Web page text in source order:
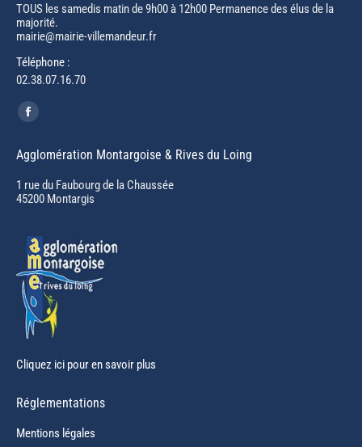
TOUS les samedis matin de 9h00 à 12h00 Permanence des élus de la
majorité.
mairie@mairie-villemandeur.fr
Téléphone :
02.38.07.16.70
Trouvez nous sur :
Facebook
opens
in
new
Agglomération Montargoise & Rives du Loing
1 rue du Faubourg de la Chaussée
45200 Montargis
Cliquez ici pour en savoir plus
Réglementations
Mentions légales